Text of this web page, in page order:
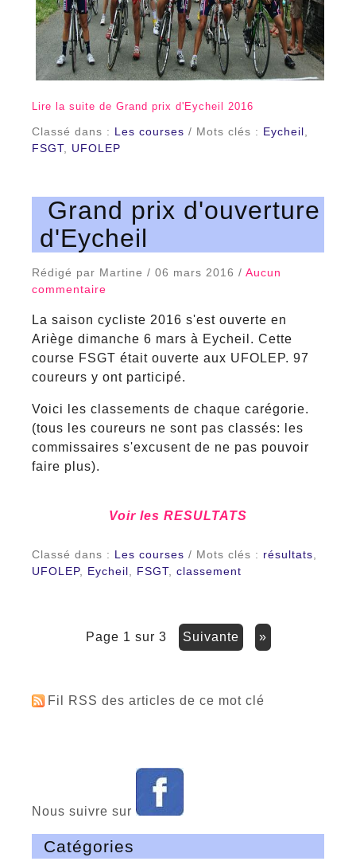
Lire la suite de Grand prix d'Eycheil 2016
Classé dans : Les courses / Mots clés : Eycheil,
FSGT, UFOLEP
Grand prix d'ouverture
d'Eycheil
Rédigé par Martine / 06 mars 2016 / Aucun
commentaire
La saison cycliste 2016 s'est ouverte en
Ariège dimanche 6 mars à Eycheil. Cette
course FSGT était ouverte aux UFOLEP. 97
coureurs y ont participé.
Voici les classements de chaque carégorie.
(tous les coureurs ne sont pas classés: les
commissaires s'excusent de ne pas pouvoir
faire plus).
Voir les RESULTATS
Classé dans : Les courses / Mots clés : résultats
UFOLEP, Eycheil FSGT, classement
page 1 sur 3 suivante »
Fil RSS des articles de ce mot clé
Nous suivre sur
Catégories